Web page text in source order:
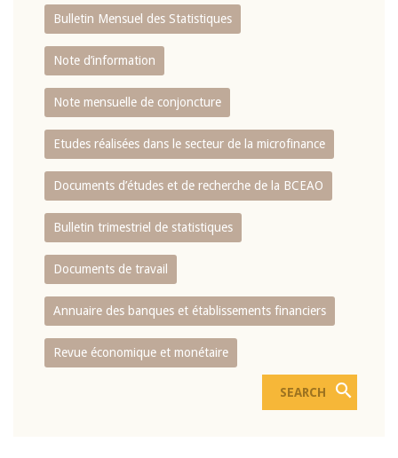
Bulletin Mensuel des Statistiques
Note d’information
Note mensuelle de conjoncture
Etudes réalisées dans le secteur de la microfinance
Documents d’études et de recherche de la BCEAO
Bulletin trimestriel de statistiques
Documents de travail
Annuaire des banques et établissements financiers
Revue économique et monétaire